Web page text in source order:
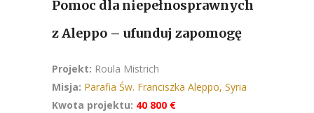
Pomoc dla niepełnosprawnych
z Aleppo – ufunduj zapomogę
Projekt: Roula Mistrich
Misja: Parafia Św. Franciszka Aleppo, Syria
Kwota projektu: 40 800 €